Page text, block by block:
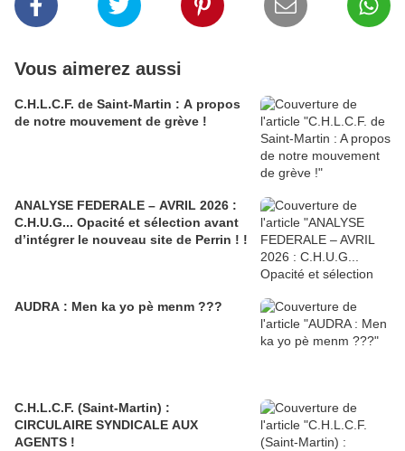
Vous aimerez aussi
C.H.L.C.F. de Saint-Martin : A propos
de notre mouvement de grève !
ANALYSE FEDERALE – AVRIL 2026 :
C.H.U.G... Opacité et sélection avant
d’intégrer le nouveau site de Perrin ! !
AUDRA : Men ka yo pè menm ???
C.H.L.C.F. (Saint-Martin) :
CIRCULAIRE SYNDICALE AUX
AGENTS !